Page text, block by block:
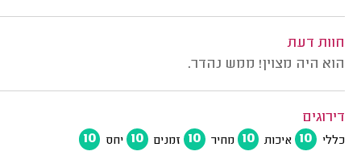
חוות דעת
הוא היה מצוין! ממש נהדר.
דירוגים
כללי 10 איכות 10 מחיר 10 זמנים 10 יחס 10